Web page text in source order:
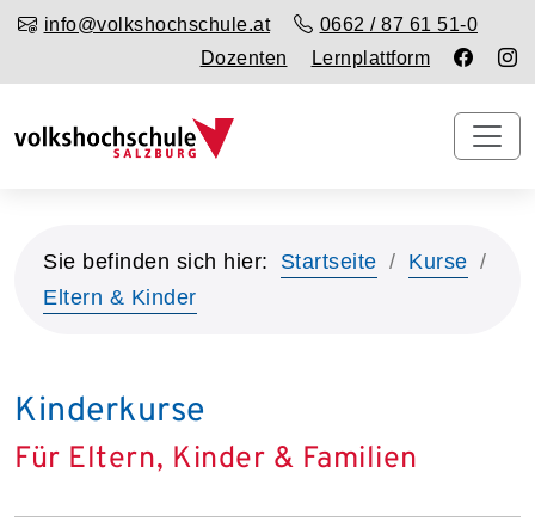
info@volkshochschule.at
0662 / 87 61 51-0
Dozenten
Lernplattform
Sie befinden sich hier: Startseite
Kurse
Eltern & Kinder
Kinderkurse
Für Eltern, Kinder & Familien